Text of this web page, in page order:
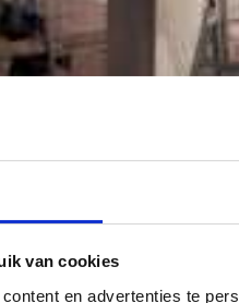
van cookies
en advertenties te